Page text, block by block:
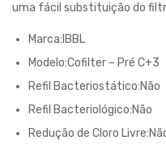
uma fácil substituição do
Marca:IBBL
Modelo:Cofilter – Pré C+3
Refil Bacteriostático:Não
Refil Bacteriológico:Não
Redução de Cloro